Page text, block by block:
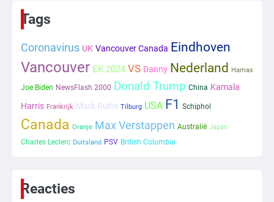
1
Kleine veranderingen op komst
2
Tags
Coronavirus UK Vancouver Canada Eindhoven
Vancouver EK 2024 VS Danny Nederland Hamas
Joe Biden NewsFlash 2000 Donald Trump China Kamala
Harris Frankrijk Mark Rutte Tilburg USA F1 Schiphol
Canada Oranje Max Verstappen Australië Japan
Charles Leclerc Duitsland PSV British Columbia
Reacties